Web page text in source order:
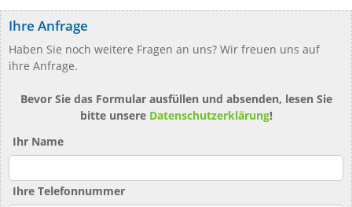
Ihre Anfrage
Haben Sie noch weitere Fragen an uns? Wir freuen uns auf
ihre Anfrage.
Bevor Sie das Formular ausfüllen und absenden, lesen Sie
bitte unsere Datenschutzerklärung!
Ihr Name
Ihre Telefonnummer